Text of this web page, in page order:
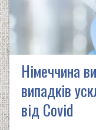
Німеччина
випадків
від Covid